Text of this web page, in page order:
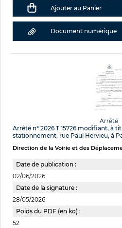
Ajouter au Panier
Document numérique
Arrêté
Arrêté n° 2026 T 15726 modifiant, à
stationnement, rue Paul Hervieu, à
Direction de la Voirie et des
Date de publication :
02/06/2026
Date de la signature :
28/05/2026
Poids du PDF (en ko) :
52